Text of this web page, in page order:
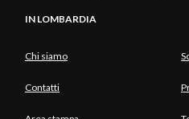
IN LOMBARDIA
Chi siamo
Contatti